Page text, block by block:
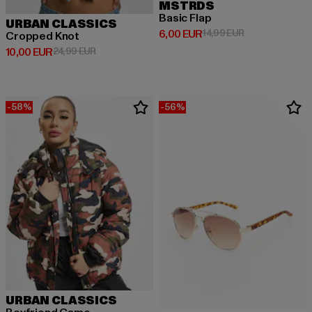
URBAN CLASSICS
Cropped Knot
10,00 EUR
Prix courant: 10,00 EUR
24,99 EURPrix en promotion: 24,99 EUR
MSTRDS
Basic Flap
6,00 EUR
Prix courant: 6,00 EUR
14,99 EURPrix en
-58%
URBAN CLASSICS
-56%